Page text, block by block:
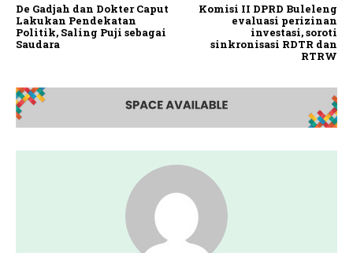
De Gadjah dan Dokter Caput
Lakukan Pendekatan
Politik, Saling Puji sebagai
Saudara
Komisi II DPRD Buleleng
evaluasi perizinan
investasi, soroti
sinkronisasi RDTR dan
RTRW